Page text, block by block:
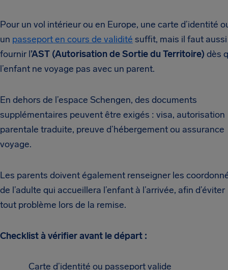
Pour un vol intérieur ou en Europe, une carte d’identité
un passeport en cours de validité suffit, mais il faut aussi
fournir l’AST (Autorisation de Sortie du Territoire) dès
l’enfant ne voyage pas avec un parent.
En dehors de l’espace Schengen, des documents
supplémentaires peuvent être exigés : visa, autorisation
parentale traduite, preuve d’hébergement ou assurance
voyage.
Les parents doivent également renseigner les
de l’adulte qui accueillera l’enfant à l’arrivée, afin d’éviter
tout problème lors de la remise.
Checklist à vérifier avant le départ :
Carte d’identité ou passeport valide